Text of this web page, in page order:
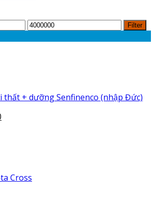
Max
Filter
thất + dưỡng Senfinenco (nhập Đức)
Cross